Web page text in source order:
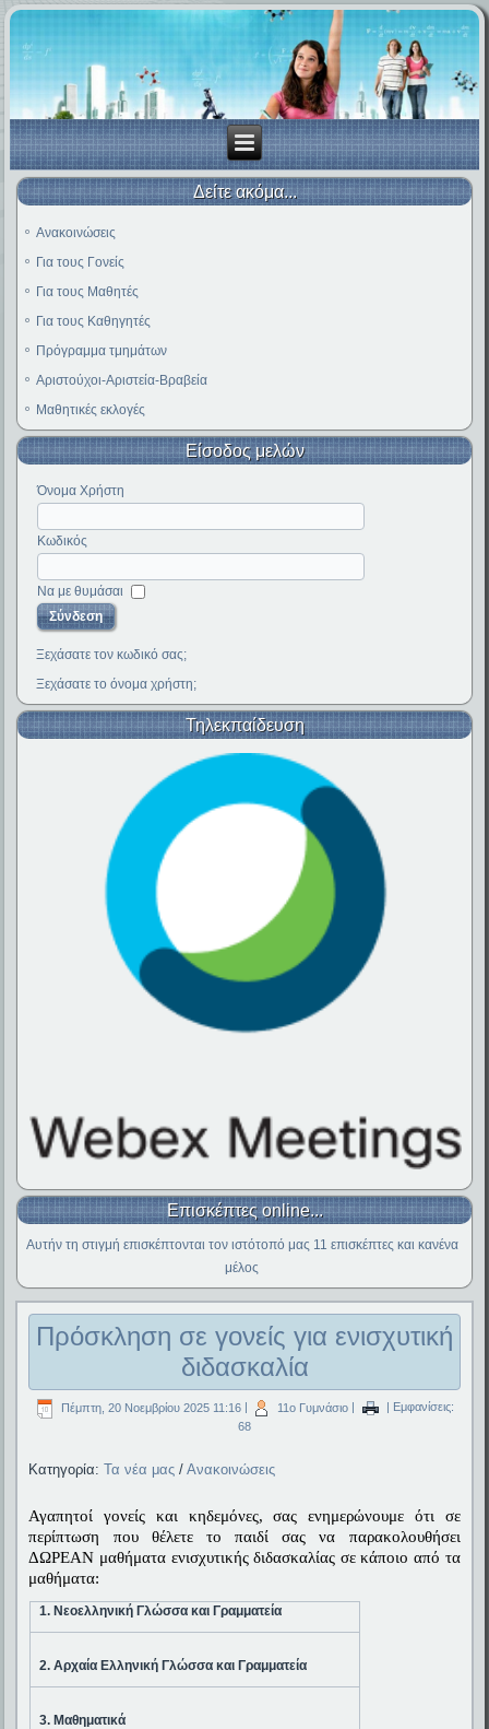
Δείτε ακόμα...
Ανακοινώσεις
Για τους Γονείς
Για τους Μαθητές
Για τους Καθηγητές
Πρόγραμμα τμημάτων
Αριστούχοι-Αριστεία-Βραβεία
Μαθητικές εκλογές
Είσοδος μελών
Όνομα Χρήστη
Κωδικός
Να με θυμάσαι
Ξεχάσατε τον κωδικό σας;
Ξεχάσατε το όνομα χρήστη;
Τηλεκπαίδευση
Επισκέπτες online...
Αυτήν τη στιγμή επισκέπτονται τον ιστότοπό μας 11 επισκέπτες και κανένα
μέλος
Πρόσκληση σε γονείς για ενισχυτική
διδασκαλία
Πέμπτη, 20 Νοεμβρίου 2025 11:16 11ο Γυμνάσιο
| Εμφανίσεις:
68
Κατηγορία:Τα νέα μας /Ανακοινώσεις
Αγαπητοί γονείς και κηδεμόνες, σας ενημερώνουμε ότι σε
περίπτωση που θέλετε το παιδί σας να παρακολουθήσει
ΔΩΡΕΑΝ μαθήματα ενισχυτικής διδασκαλίας σε κάποιο από τα
μαθήματα:
1. Νεοελληνική Γλώσσα και Γραμματεία
2. Αρχαία Ελληνική Γλώσσα και Γραμματεία
3. Μαθηματικά